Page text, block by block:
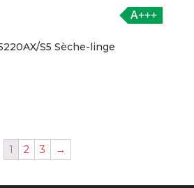
A+++
S5 Sèche-linge
1 2 3 →